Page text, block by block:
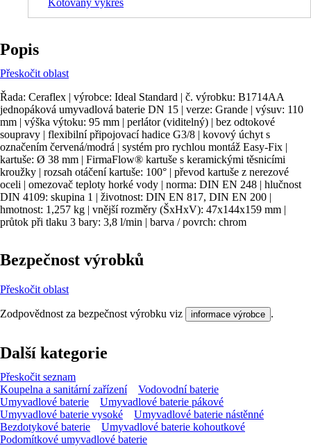
Kótovaný výkres
Popis
Přeskočit oblast
Řada: Ceraflex | výrobce: Ideal Standard | č. výrobku: B1714AA
jednopáková umyvadlová baterie DN 15 | verze: Grande | výsuv: 110
mm | výška výtoku: 95 mm | perlátor (viditelný) | bez odtokové
soupravy | flexibilní připojovací hadice G3/8 | kovový úchyt s
označením červená/modrá | systém pro rychlou montáž Easy-Fix |
kartuše: Ø 38 mm | FirmaFlow® kartuše s keramickými těsnicími
kroužky | rozsah otáčení kartuše: 100° | převod kartuše z nerezové
oceli | omezovač teploty horké vody | norma: DIN EN 248 | hlučnost
DIN 4109: skupina 1 | životnost: DIN EN 817, DIN EN 200 |
hmotnost: 1,257 kg | vnější rozměry (ŠxHxV): 47x144x159 mm |
průtok při tlaku 3 bary: 3,8 l/min | barva / povrch: chrom
Bezpečnost výrobků
Přeskočit oblast
Zodpovědnost za bezpečnost výrobku viz informace výrobce .
Další kategorie
Přeskočit seznam
Koupelna a sanitární zařízení
Vodovodní baterie
Umyvadlové baterie
Umyvadlové baterie pákové
Umyvadlové baterie vysoké
Umyvadlové baterie nástěnné
Bezdotykové baterie
Umyvadlové baterie kohoutkové
Podomítkové umyvadlové baterie